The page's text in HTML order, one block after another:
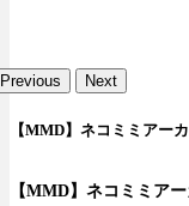
Previous Next
【MMD】ネコミミアー
【MMD】ネコミミア